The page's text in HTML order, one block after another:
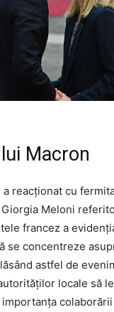
Macron
a reacționat cu
Meloni
francez a
se concentreze
astfel de
locale să